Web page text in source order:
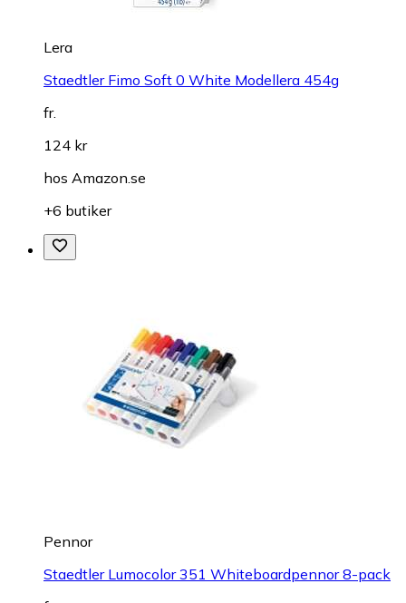
Lera
Staedtler Fimo Soft 0 White Modellera 454g
fr.
124 kr
hos Amazon.se
+6 butiker
Pennor
Staedtler Lumocolor 351 Whiteboardpennor 8-pack